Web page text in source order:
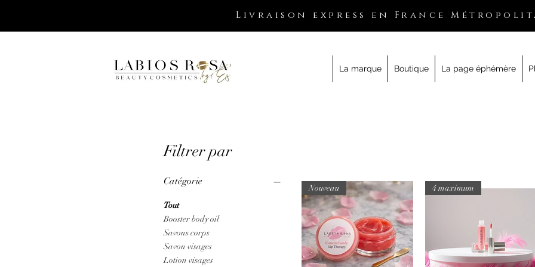
Livraison express en France
La marque Boutique La page éphémère
Filtrer par
Catégorie
Tout
Booster body oil
Savons corps
Savon visages
Lotion visages
Nouveau 4 maximum